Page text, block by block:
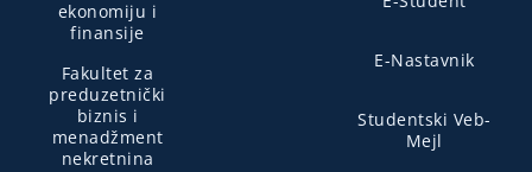
ekonomiju i
finansije
Fakultet za
preduzetnički
biznis i
menadžment
nekretnina
E-Nastavnik
Studentski Veb-
Mejl